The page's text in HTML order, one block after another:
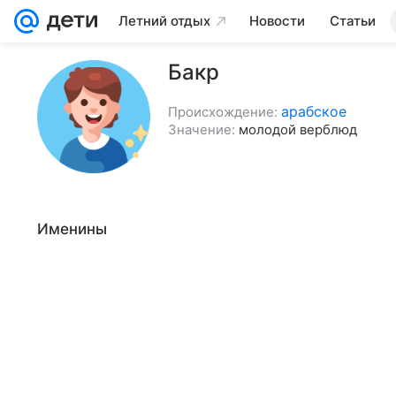
Летний отдых Новости Статьи
Бакр
Происхождение: арабское
Значение: молодой верблюд
Именины